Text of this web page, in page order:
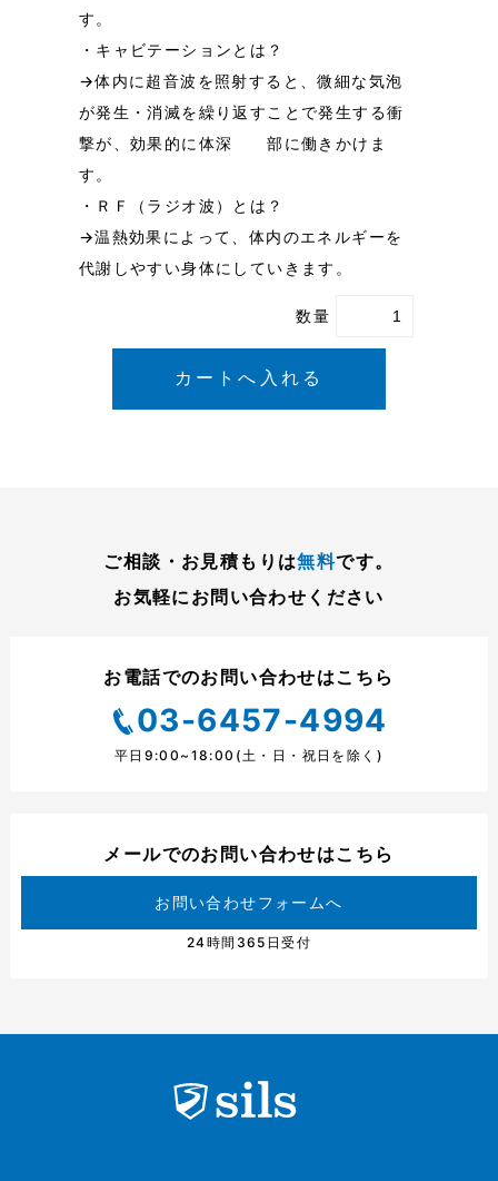
す。
・キャビテーションとは？
→体内に超音波を照射すると、微細な気泡
が発生・消滅を繰り返すことで発生する衝
撃が、効果的に体深 部に働きかけま
す。
・ＲＦ（ラジオ波）とは？
→温熱効果によって、体内のエネルギーを
代謝しやすい身体にしていきます。
数量
ご相談・お見積もりは無料です。
お気軽にお問い合わせください
お電話でのお問い合わせはこちら
03-6457-4994
平日9:00~18:00(土・日・祝日を除く)
メールでのお問い合わせはこちら
お問い合わせフォームへ
24時間365日受付